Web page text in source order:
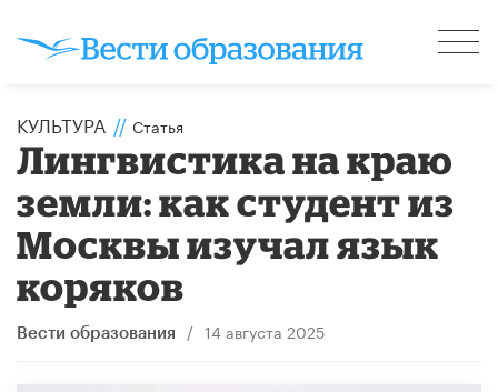
КУЛЬТУРА // Статья
Лингвистика на краю
земли: как студент из
Москвы изучал язык
коряков
Вести образования / 14 августа 2025